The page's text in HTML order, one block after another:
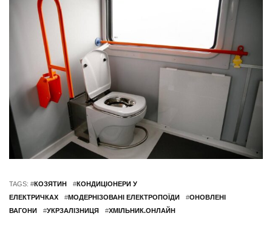
TAGS: #КОЗЯТИН #КОНДИЦІОНЕРИ У
ЕЛЕКТРИЧКАХ
#МОДЕРНІЗОВАНІ ЕЛЕКТРОПОЇДИ #ОНОВЛЕНІ
ВАГОНИ
#УКРЗАЛІЗНИЦЯ #ХМІЛЬНИК.ОНЛАЙН